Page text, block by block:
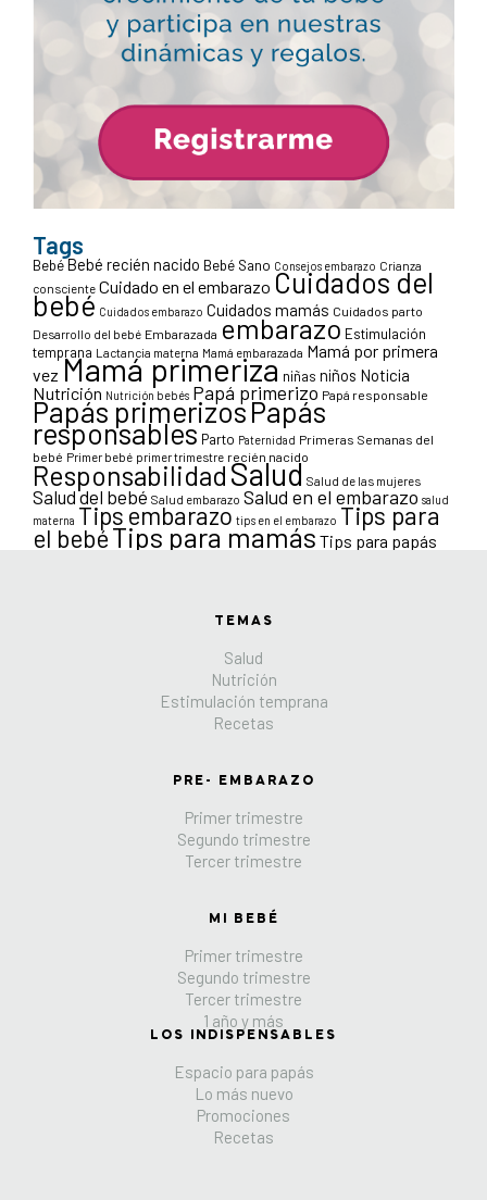
Tags
BebéBebé recién nacido Bebé Sano Consejos embarazo Crianza
consciente Cuidado en el embarazo Cuidados del
bebé Cuidados embarazo Cuidados mamás Cuidados parto
Desarrollo del bebé Embarazada embarazo Estimulación
temprana Lactancia materna Mamá embarazada Mamá por primera
vez Mamá primeriza niñas niños Noticia
Nutrición Nutrición bebés Papá primerizo Papá responsable
Papás primerizosPapás
responsables Parto Paternidad Primeras Semanas del
bebé Primer bebé primer trimestre recién nacido
Responsabilidad Salud Salud de las mujeres
Salud del bebé Salud embarazo Salud en el embarazo salud
materna Tips embarazo tips en el embarazo Tips para
el bebéTips para mamásTips para papás
TEMAS
Salud
Nutrición
Estimulación temprana
Recetas
PRE- EMBARAZO
Primer trimestre
Segundo trimestre
Tercer trimestre
MI BEBÉ
Primer trimestre
Segundo trimestre
Tercer trimestre
1 año y más
LOS INDISPENSABLES
Espacio para papás
Lo más nuevo
Promociones
Recetas